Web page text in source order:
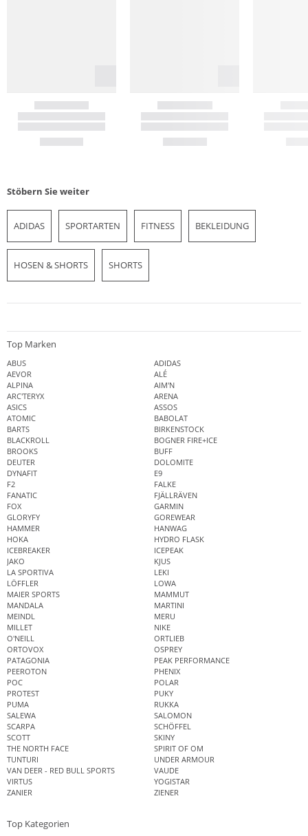
Stöbern Sie weiter
ADIDAS SPORTARTEN FITNESS BEKLEIDUNG
HOSEN & SHORTS SHORTS
Top Marken
ABUS
ADIDAS
AEVOR
ALÉ
ALPINA
AIM'N
ARC'TERYX
ARENA
ASICS
ASSOS
ATOMIC
BABOLAT
BARTS
BIRKENSTOCK
BLACKROLL
BOGNER FIRE+ICE
BROOKS
BUFF
DEUTER
DOLOMITE
DYNAFIT
E9
F2
FALKE
FANATIC
FJÄLLRÄVEN
FOX
GARMIN
GLORYFY
GOREWEAR
HAMMER
HANWAG
HOKA
HYDRO FLASK
ICEBREAKER
ICEPEAK
JAKO
KJUS
LA SPORTIVA
LEKI
LÖFFLER
LOWA
MAIER SPORTS
MAMMUT
MANDALA
MARTINI
MEINDL
MERU
MILLET
NIKE
O'NEILL
ORTLIEB
ORTOVOX
OSPREY
PATAGONIA
PEAK PERFORMANCE
PEEROTON
PHENIX
POC
POLAR
PROTEST
PUKY
PUMA
RUKKA
SALEWA
SALOMON
SCARPA
SCHÖFFEL
SCOTT
SKINY
THE NORTH FACE
SPIRIT OF OM
TUNTURI
UNDER ARMOUR
VAN DEER - RED BULL SPORTS
VAUDE
VIRTUS
YOGISTAR
ZANIER
ZIENER
Top Kategorien